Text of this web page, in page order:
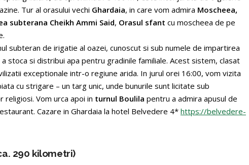
Tur al orasului vechi Ghardaia, in care vom admira Moscheea,
subterana Cheikh Ammi Said, Orasul sfant cu moscheea de pe
subteran de irigatie al oazei, cunoscut si sub numele de impartirea
stoca si distribui apa pentru gradinile familiale. Acest sistem, clasat
exceptionale intr-o regiune arida. In jurul orei 16:00, vom vizita
cu strigare – un targ unic, unde bunurile sunt licitate sub
religiosi. Vom urca apoi in turnul Boulila pentru a admira apusul de
Cazare in Ghardaia la hotel Belvedere 4* https://belvedere-
290 kilometri)